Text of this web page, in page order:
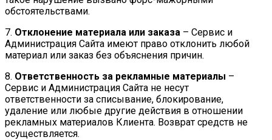
обстоятельствами.
7. Отклонение материала или заказа – Сервис и
Администрация Сайта имеют право отклонить любой
материал или заказ без объяснения причин.
8. Ответственность за рекламные материалы –
Сервис и Администрация Сайта не несут
ответственности за списывание, блокирование,
удаление или любые другие действия в отношении
рекламных материалов Клиента. Возврат средств не
осуществляется.